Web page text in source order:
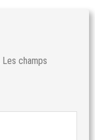
Les champs